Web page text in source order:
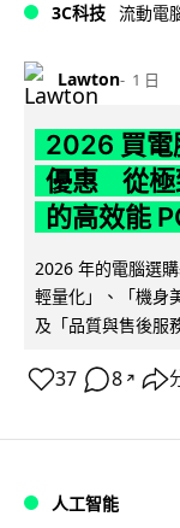
3C科技 流動電
Lawton 1 日
2026 買電
優惠 從極
的高效能
2026 年的電腦選
輕量化」、「機身
及「品質與售後服
37 8 ↗
人工智能